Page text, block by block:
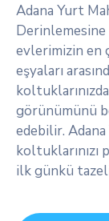
Adana Yurt
evlerimizin en
eşyaları
görünümünü
edebilir.
ilk günkü